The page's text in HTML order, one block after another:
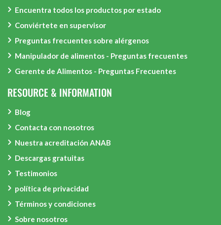
Encuentra todos los productos por estado
Conviértete en supervisor
Preguntas frecuentes sobre alérgenos
Manipulador de alimentos - Preguntas frecuentes
Gerente de Alimentos - Preguntas Frecuentes
RESOURCE & INFORMATION
Blog
Contacta con nosotros
Nuestra acreditación ANAB
Descargas gratuitas
Testimonios
política de privacidad
Términos y condiciones
Sobre nosotros